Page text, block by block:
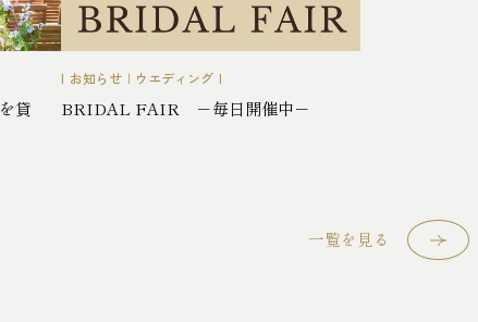
貸
お知らせ | ウエディング
BRIDAL FAIR －毎日開催中－
一覧を見る